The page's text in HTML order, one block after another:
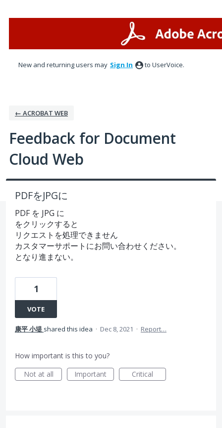
New and returning users may Sign In to UserVoice.
← ACROBAT WEB
Feedback for Document
Cloud Web
PDFをJPGに
PDF を JPG に
をクリックすると
リクエストを処理できません
カスタマーサポートにお問い合わせください。
となり進まない。
1
VOTE
康平 小堤 shared this idea · Dec 8, 2021 · Report…
How important is this to you?
Not at all
Important Critical